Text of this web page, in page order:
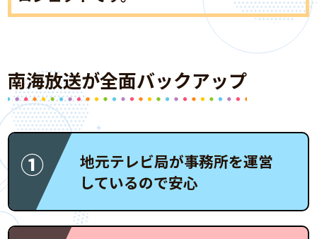
南海放送が全面バックアップ
①
地元テレビ局が事務所を運営
しているので安心